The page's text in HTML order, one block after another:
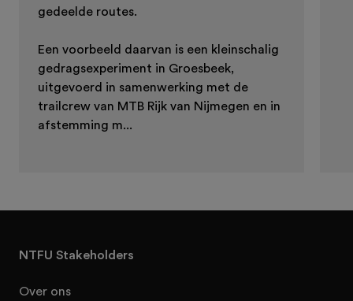
gedeelde routes.
Een voorbeeld daarvan is een kleinschalig
gedragsexperiment in Groesbeek,
uitgevoerd in samenwerking met de
trailcrew van MTB Rijk van Nijmegen en in
afstemming m...
NTFU Stakeholders
Over ons